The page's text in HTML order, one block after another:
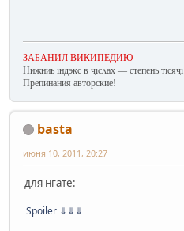
ЗАБАНИЛ ВИКИПЕДИЮ
Нижниь ıндэкс в ҷıсʌах — степень тıсяҷı
Препинания авторские!
basta
июня 10, 2011, 20:27
для нгате:
Spoiler ⇓⇓⇓